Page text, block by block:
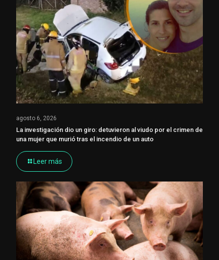
agosto 6, 2026
La investigación dio un giro: detuvieron al viudo por el crimen de
una mujer que murió tras el incendio de un auto
Leer más